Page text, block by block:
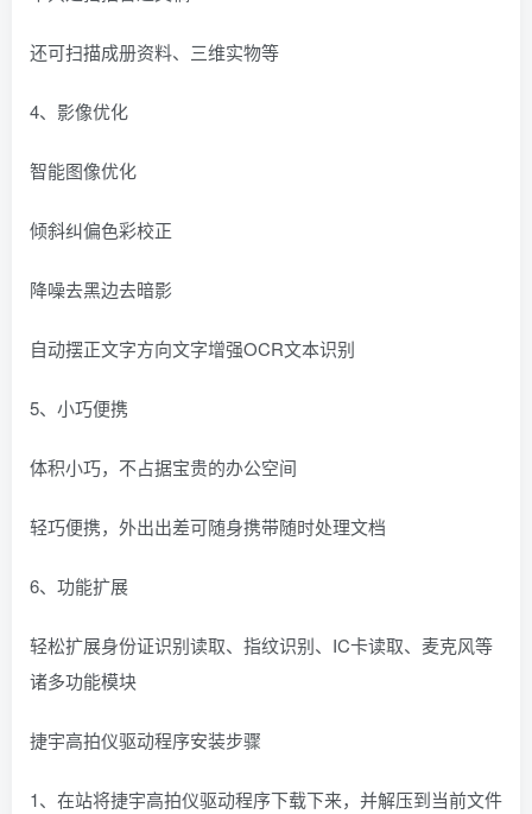
还可扫描成册资料、三维实物等
4、影像优化
智能图像优化
倾斜纠偏色彩校正
降噪去黑边去暗影
自动摆正文字方向文字增强OCR文本识别
5、小巧便携
体积小巧，不占据宝贵的办公空间
轻巧便携，外出出差可随身携带随时处理文档
6、功能扩展
轻松扩展身份证识别读取、指纹识别、IC卡读取、麦克风等
诸多功能模块
捷宇高拍仪驱动程序安装步骤
1、在站将捷宇高拍仪驱动程序下载下来，并解压到当前文件